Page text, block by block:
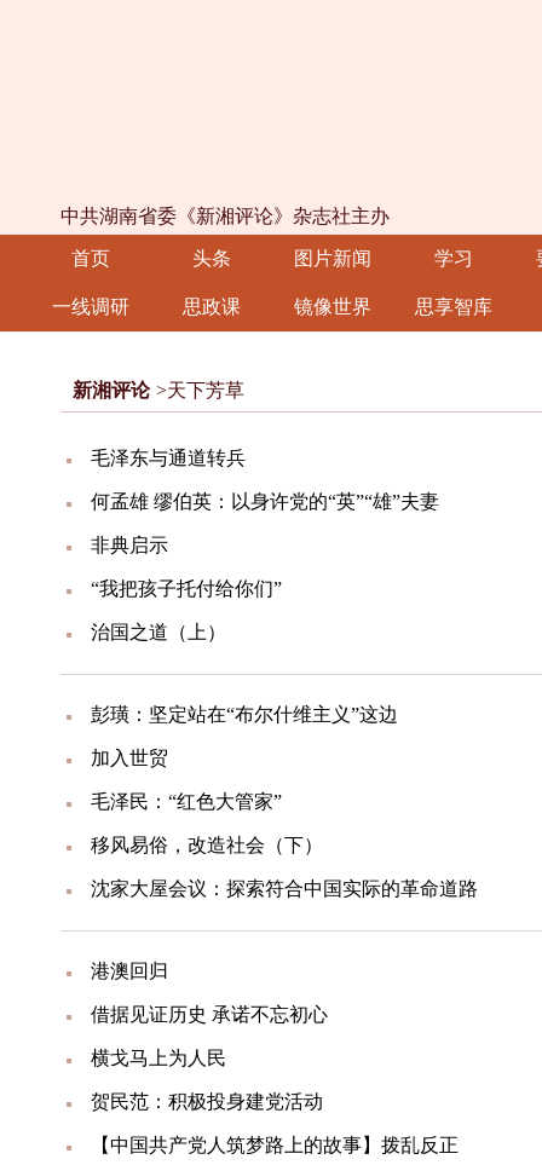
中共湖南省委《新湘评论》杂志社主办
首页 头条 图片新闻 学习
一线调研 思政课 镜像世界 思享智库
新湘评论 >天下芳草
毛泽东与通道转兵
何孟雄 缪伯英：以身许党的“英”“雄”夫妻
非典启示
“我把孩子托付给你们”
治国之道（上）
彭璜：坚定站在“布尔什维主义”这边
加入世贸
毛泽民：“红色大管家”
移风易俗，改造社会（下）
沈家大屋会议：探索符合中国实际的革命道路
港澳回归
借据见证历史 承诺不忘初心
横戈马上为人民
贺民范：积极投身建党活动
【中国共产党人筑梦路上的故事】拨乱反正